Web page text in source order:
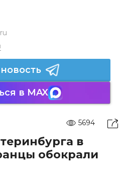
в MAX
5694
в
обокрали